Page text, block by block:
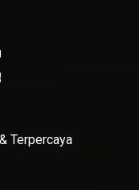
Terpercaya